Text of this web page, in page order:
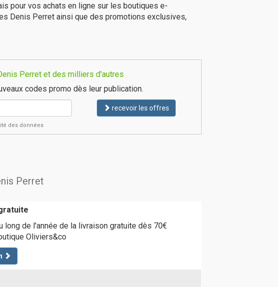
pour vos achats en ligne sur les boutiques e-
Denis Perret ainsi que des promotions exclusives,
Perret et des milliers d'autres
codes promo dès leur publication.
recevoir les offres
des données
Perret
long de l'année de la livraison gratuite dès 70€
Oliviers&co